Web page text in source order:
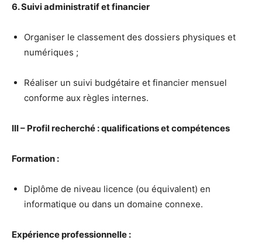
6. Suivi administratif et financier
Organiser le classement des dossiers physiques et
numériques ;
Réaliser un suivi budgétaire et financier mensuel
conforme aux règles internes.
III – Profil recherché : qualifications et compétences
Formation :
Diplôme de niveau licence (ou équivalent) en
informatique ou dans un domaine connexe.
Expérience professionnelle :